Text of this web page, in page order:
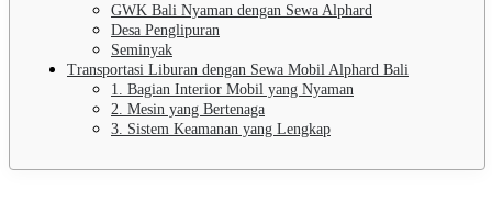
GWK Bali Nyaman dengan Sewa Alphard
Desa Penglipuran
Seminyak
Transportasi Liburan dengan Sewa Mobil Alphard Bali
1. Bagian Interior Mobil yang Nyaman
2. Mesin yang Bertenaga
3. Sistem Keamanan yang Lengkap